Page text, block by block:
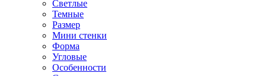
Светлые
Темные
Размер
Мини стенки
Форма
Угловые
Особенности